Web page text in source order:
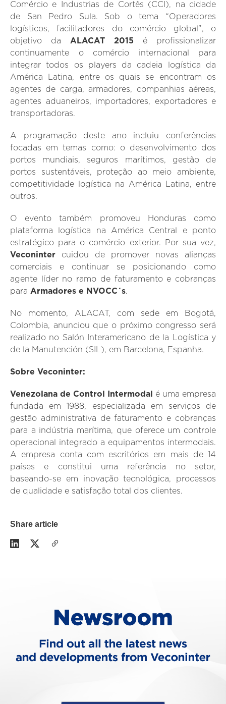
Comércio e Industrias de Cortês (CCI), na cidade
de San Pedro Sula. Sob o tema “Operadores
logísticos, facilitadores do comércio global”, o
objetivo da ALACAT 2015 é profissionalizar
continuamente o comércio internacional para
integrar todos os players da cadeia logística da
América Latina, entre os quais se encontram os
agentes de carga, armadores, companhias aéreas,
agentes aduaneiros, importadores, exportadores e
transportadoras.
A programação deste ano incluiu conferências
focadas em temas como: o desenvolvimento dos
portos mundiais, seguros marítimos, gestão de
portos sustentáveis, proteção ao meio ambiente,
competitividade logística na América Latina, entre
outros.
O evento também promoveu Honduras como
plataforma logística na América Central e ponto
estratégico para o comércio exterior. Por sua vez,
Veconinter cuidou de promover novas alianças
comerciais e continuar se posicionando como
agente líder no ramo de faturamento e cobranças
para Armadores e NVOCC´s.
No momento, ALACAT, com sede em Bogotá,
Colombia, anunciou que o próximo congresso será
realizado no Salón Interamericano de la Logística y
de la Manutención (SIL), em Barcelona, Espanha.
Sobre Veconinter:
Venezolana de Control Intermodal é uma empresa
fundada em 1988, especializada em serviços de
gestão administrativa de faturamento e cobranças
para a indústria marítima, que oferece um controle
operacional integrado a equipamentos intermodais.
A empresa conta com escritórios em mais de 14
países e constitui uma referência no setor,
baseando-se em inovação tecnológica, processos
de qualidade e satisfação total dos clientes.
Share article